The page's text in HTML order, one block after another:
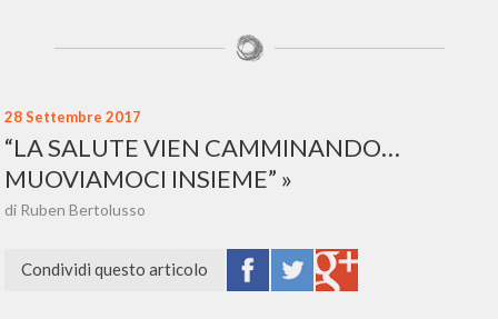
28 Settembre 2017
“LA SALUTE VIEN CAMMINANDO…
MUOVIAMOCI INSIEME”
di Ruben Bertolusso
Condividi questo articolo